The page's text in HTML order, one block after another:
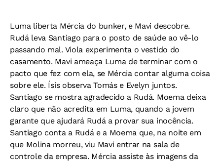
Luma liberta Mércia do bunker, e Mavi descobre.
Rudá leva Santiago para o posto de saúde ao vê-lo
passando mal. Viola experimenta o vestido do
casamento. Mavi ameaça Luma de terminar com o
pacto que fez com ela, se Mércia contar alguma coisa
sobre ele. Ísis observa Tomás e Evelyn juntos.
Santiago se mostra agradecido a Rudá. Moema deixa
claro que não acredita em Luma, quando a jovem
garante que ajudará Rudá a provar sua inocência.
Santiago conta a Rudá e a Moema que, na noite em
que Molina morreu, viu Mavi entrar na sala de
controle da empresa. Mércia assiste às imagens da